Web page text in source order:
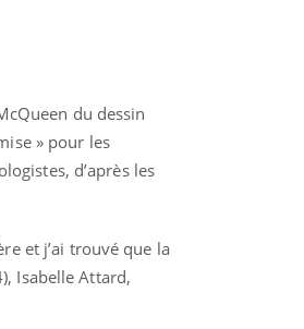
du dessin
» pour les
d’après les
et j’ai trouvé que la
Isabelle Attard,